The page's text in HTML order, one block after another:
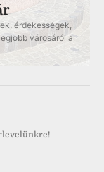
érdekességek,
városáról a